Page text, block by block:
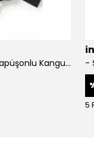
- Şardonlu Kapüşonlu Kapüşonlu Kanguru Cep Oversize Lastik Paça Sweatshirt Takimi
5